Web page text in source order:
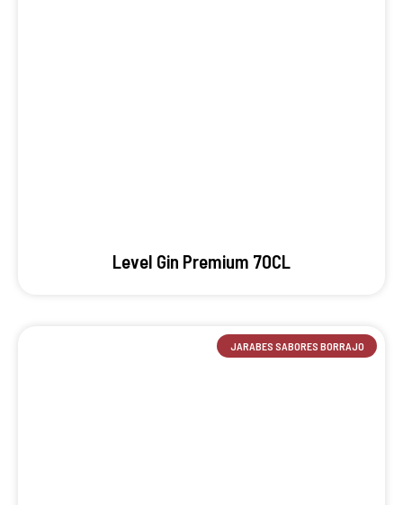
Level Gin Premium 70CL
JARABES SABORES BORRAJO